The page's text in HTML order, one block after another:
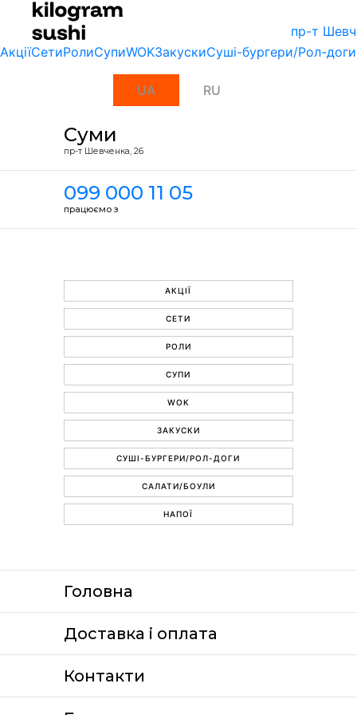
пр-т
АкціїСетиРолиСупиWOKЗакускиСуші-бургери/Рол-доги
UA RU
Суми
пр-т Шевченка, 26
099 000 11 05
працюємо з
АКЦІЇ
СЕТИ
РОЛИ
СУПИ
WOK
ЗАКУСКИ
СУШІ-БУРГЕРИ/РОЛ-ДОГИ
САЛАТИ/БОУЛИ
НАПОЇ
Головна
Доставка i оплата
Контакти